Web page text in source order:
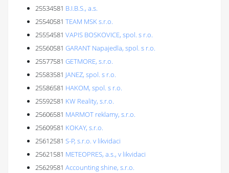
25534581 B.I.B.S., a.s.
25540581 TEAM MSK s.r.o.
25554581 VAPIS BOSKOVICE, spol. s r.o.
25560581 GARANT Napajedla, spol. s r.o.
25577581 GETMORE, s.r.o.
25583581 JANEZ, spol. s r.o.
25586581 HAKOM, spol. s r.o.
25592581 KW Reality, s.r.o.
25606581 MARMOT reklamy, s.r.o.
25609581 KOKAY, s.r.o.
25612581 S-P, s.r.o. v likvidaci
25621581 METEOPRES, a.s., v likvidaci
25629581 Accounting shine, s.r.o.